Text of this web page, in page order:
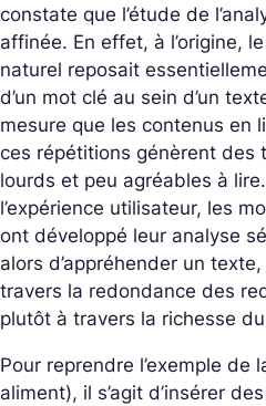
constate que l’étude de
affinée. En effet, à l’origine,
naturel reposait
d’un mot clé au sein d’un
mesure que les contenus en
ces répétitions génèrent des
lourds et peu agréables à
l’expérience utilisateur, les
ont développé leur analyse
alors d’appréhender un
travers la redondance des
plutôt à travers la richesse
Pour reprendre l’exemple de
aliment), il s’agit d’insérer